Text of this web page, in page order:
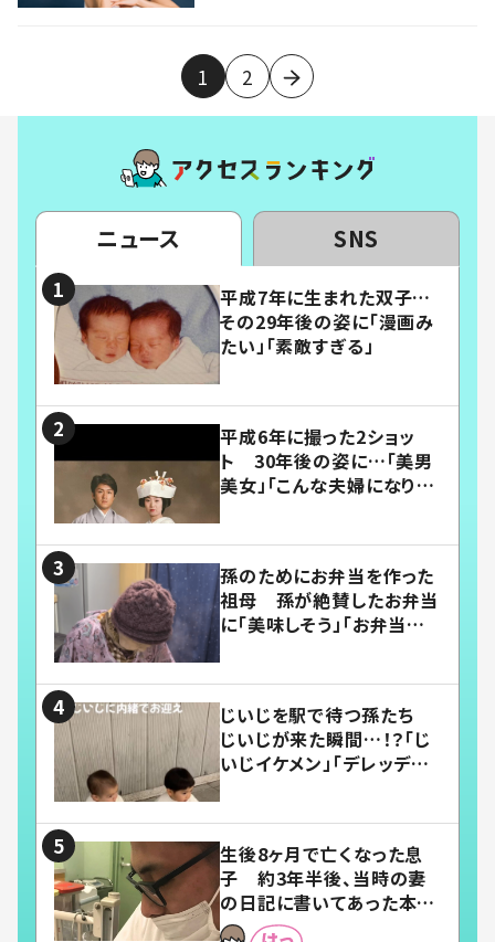
1 2
ニュース SNS
平成7年に生まれた双子…
その29年後の姿に「漫画み
たい」「素敵すぎる」
平成6年に撮った2ショッ
ト 30年後の姿に…「美男
美女」「こんな夫婦になりた
孫のためにお弁当を作った
祖母 孫が絶賛したお弁当
に「美味しそう」「お弁当すご
じいじを駅で待つ孫たち
じいじが来た瞬間…！？「じ
いじイケメン」「デレッデレ」
生後8ヶ月で亡くなった息
子 約3年半後、当時の妻
の日記に書いてあった本音
とは